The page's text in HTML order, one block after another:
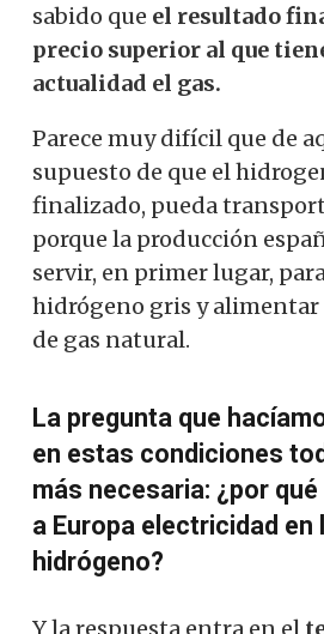
sabido que el resultado
precio superior al que
actualidad el gas.
Parece muy difícil que de
supuesto de que el
finalizado, pueda
porque la producción
servir, en primer lugar,
hidrógeno gris y alimentar
de gas natural.
La pregunta que
en estas condiciones
más necesaria: ¿por
a Europa electricidad en
hidrógeno?
Y la respuesta entra en el